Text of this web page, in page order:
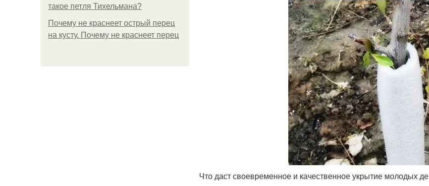
такое петля Тихельмана?
Почему не краснеет острый перец
на кусту. Почему не краснеет перец
Что даст своевременное и качественное укрытие молодых